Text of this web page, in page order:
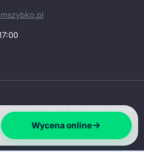
Wszystkie prawa
zastrzeżone.
Wycena online